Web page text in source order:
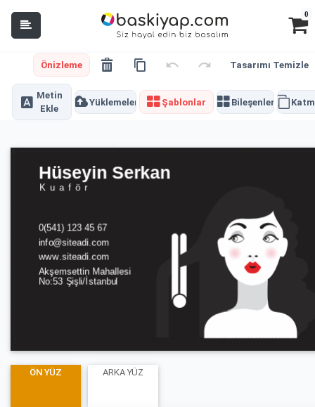
0
Önizleme Tasarımı Temizle
Metin
Ekle
Yüklemeler Şablonlar Bileşenler
ÖN YÜZ ARKA YÜZ